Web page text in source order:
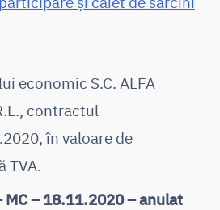
economic S.C. ALFA
contractul
în valoare de
TVA.
MC – 18.11.2020 – anulat